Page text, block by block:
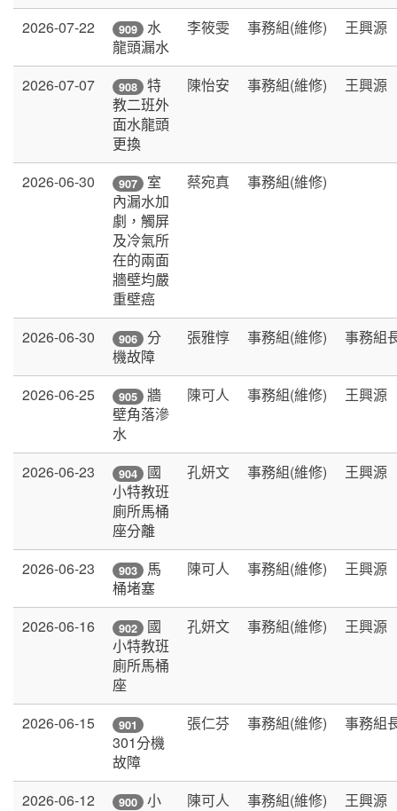
2026-07-22 909
水
龍頭漏水
李筱雯 事務組(維修) 王興源
2026-07-07 908
特
教二班外
面水龍頭
更換
陳怡安 事務組(維修) 王興源
2026-06-30 907
室
內漏水加
劇，觸屏
及冷氣所
在的兩面
牆壁均嚴
重壁癌
蔡宛真 事務組(維修)
2026-06-30 906
分
機故障
張雅惇 事務組(維修) 事務組
2026-06-25 905
牆
壁角落滲
水
陳可人 事務組(維修) 王興源
2026-06-23 904
國
小特教班
廁所馬桶
座分離
孔妍文 事務組(維修) 王興源
2026-06-23 903
馬
桶堵塞
陳可人 事務組(維修) 王興源
2026-06-16 902
國
小特教班
廁所馬桶
座
孔妍文 事務組(維修) 王興源
2026-06-15 901
301分機
故障
張仁芬 事務組(維修) 事務組
2026-06-12 900
小
陳可人 事務組(維修) 王興源